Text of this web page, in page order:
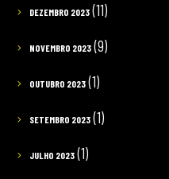
DEZEMBRO 2023(11)
NOVEMBRO 2023(9)
OUTUBRO 2023(1)
SETEMBRO 2023(1)
JULHO 2023(1)